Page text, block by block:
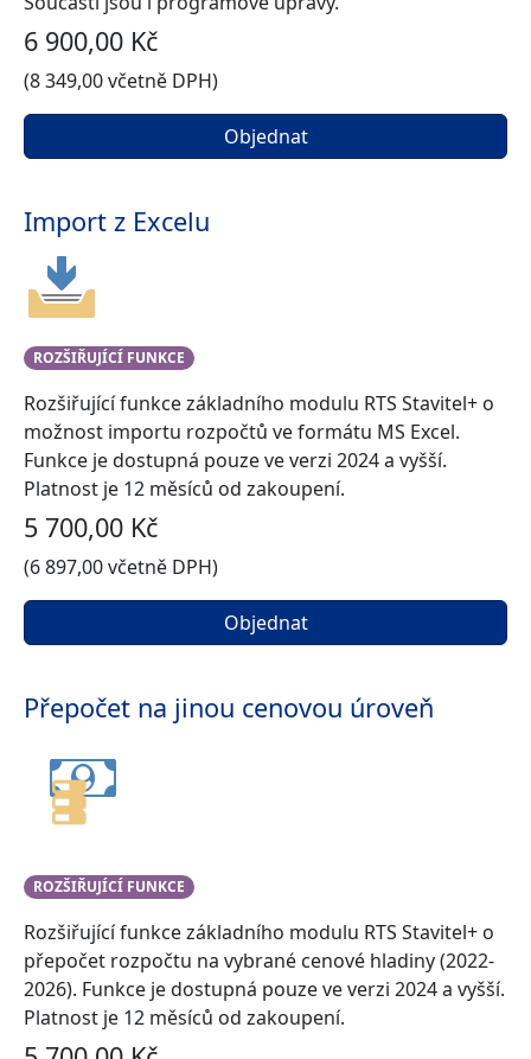
6 900,00 Kč
(8 349,00 včetně DPH)
Objednat
Import z Excelu
ROZŠIŘUJÍCÍ FUNKCE
Rozšiřující funkce základního modulu RTS Stavitel+ o
možnost importu rozpočtů ve formátu MS Excel.
Funkce je dostupná pouze ve verzi 2024 a vyšší.
Platnost je 12 měsíců od zakoupení.
5 700,00 Kč
(6 897,00 včetně DPH)
Objednat
Přepočet na jinou cenovou úroveň
ROZŠIŘUJÍCÍ FUNKCE
Rozšiřující funkce základního modulu RTS Stavitel+ o
přepočet rozpočtu na vybrané cenové hladiny (2022-
2026). Funkce je dostupná pouze ve verzi 2024 a vyšší.
Platnost je 12 měsíců od zakoupení.